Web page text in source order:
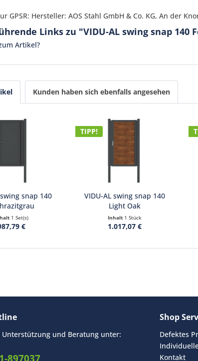
GPSR: Hersteller: AOS Stahl GmbH & Co. KG, An der
Links zu "VIDU-AL swing snap 140
Artikel?
Kunden haben sich ebenfalls angesehen
snap 140
1 Set(s)
€
TIPP!
VIDU-AL swing snap 140
Light Oak
Inhalt 1 Stück
1.017,07 €
Unterstützung und Beratung unter:
Shop
Defektes
Kontakt